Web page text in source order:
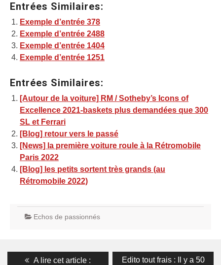
Entrées Similaires:
Exemple d’entrée 378
Exemple d’entrée 2488
Exemple d’entrée 1404
Exemple d’entrée 1251
Entrées Similaires:
[Autour de la voiture] RM / Sotheby’s Icons of
Excellence 2021-baskets plus demandées que 300
SL et Ferrari
[Blog] retour vers le passé
[News] la première voiture roule à la Rétromobile
Paris 2022
[Blog] les petits sortent très grands (au
Rétromobile 2022)
Echos de passionnés
Navigation
Previous
A lire cet article :
Next
Edito tout frais : Il y a 50